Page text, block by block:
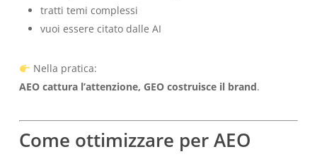
tratti temi complessi
vuoi essere citato dalle AI
Nella pratica:
AEO cattura l’attenzione, GEO costruisce il brand.
Come ottimizzare per AEO